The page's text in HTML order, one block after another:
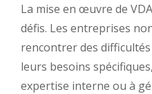
La mise en œuvre de
défis. Les entreprises
rencontrer des
leurs besoins
expertise interne ou à